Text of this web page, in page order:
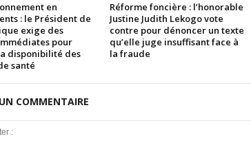
en
: le Président de
exige des
pour
disponibilité des
santé
Réforme foncière : l’honorable
Justine Judith Lekogo vote
contre pour dénoncer un texte
qu’elle juge insuffisant face à
la fraude
COMMENTAIRE